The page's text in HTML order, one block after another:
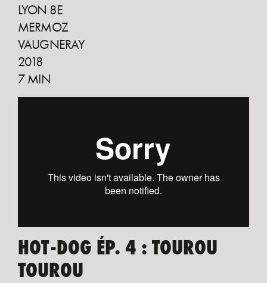
LYON 8E
MERMOZ
VAUGNERAY
2018
7 MIN
HOT-DOG ÉP. 4 : TOUROU
TOUROU